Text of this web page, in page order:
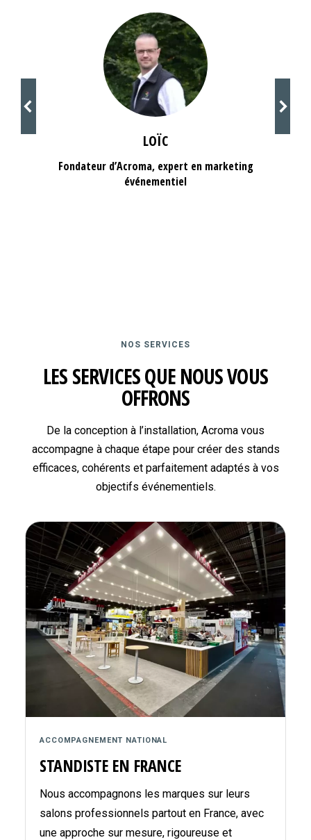
LOÏC
Fondateur d’Acroma, expert en marketing
événementiel
NOS SERVICES
LES SERVICES QUE NOUS VOUS
OFFRONS
De la conception à l’installation, Acroma vous
accompagne à chaque étape pour créer des stands
efficaces, cohérents et parfaitement adaptés à vos
objectifs événementiels.
ACCOMPAGNEMENT NATIONAL
STANDISTE EN FRANCE
Nous accompagnons les marques sur leurs
salons professionnels partout en France, avec
une approche sur mesure, rigoureuse et